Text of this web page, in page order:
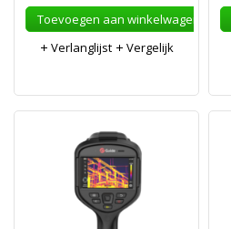
Toevoegen aan winkelwagen
Verlanglijst
Vergelijk